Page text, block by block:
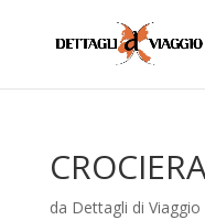
da Dettagli di Viaggio